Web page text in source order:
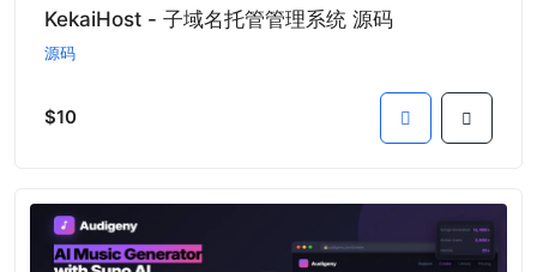
KekaiHost - 子域名托管管理系统 源码
源码
$10